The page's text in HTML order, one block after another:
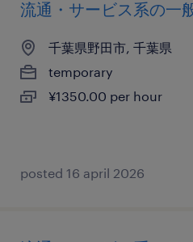
流通・サービス系の一
千葉県野田市, 千葉県
temporary
¥1350.00 per hour
posted 16 april 2026